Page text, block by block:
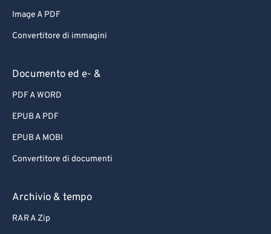
Image A PDF
Convertitore di immagini
Documento ed e- &
PDF A WORD
EPUB A PDF
EPUB A MOBI
Convertitore di documenti
Archivio & tempo
RAR A Zip